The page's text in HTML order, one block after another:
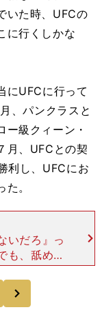
いた時、UFCの
行くしかな
にUFCに行って
、パンクラスと
級クィーン・
月、UFCとの契
利し、UFCにお
。
いだろ』っ
も、舐めん
るっていう
持ちで、勝